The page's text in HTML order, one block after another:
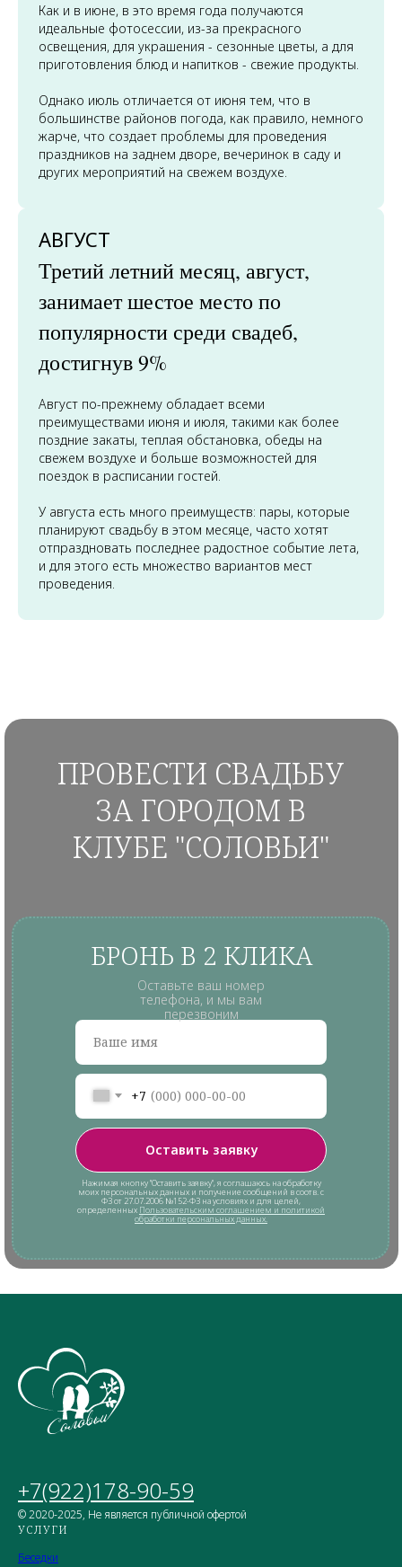
Как и в июне, в это время года получаются
идеальные фотосессии, из-за прекрасного
освещения, для украшения - сезонные цветы, а для
приготовления блюд и напитков - свежие продукты.
Однако июль отличается от июня тем, что в
большинстве районов погода, как правило, немного
жарче, что создает проблемы для проведения
праздников на заднем дворе, вечеринок в саду и
других мероприятий на свежем воздухе.
АВГУСТ
Третий летний месяц, август,
занимает шестое место по
популярности среди свадеб,
достигнув 9%
Август по-прежнему обладает всеми
преимуществами июня и июля, такими как более
поздние закаты, теплая обстановка, обеды на
свежем воздухе и больше возможностей для
поездок в расписании гостей.
У августа есть много преимуществ: пары, которые
планируют свадьбу в этом месяце, часто хотят
отпраздновать последнее радостное событие лета,
и для этого есть множество вариантов мест
проведения.
ПРОВЕСТИ СВАДЬБУ
ЗА ГОРОДОМ В
КЛУБЕ "СОЛОВЬИ"
+7
Оставить заявку
Оставьте ваш номер
телефона, и мы вам
перезвоним
БРОНЬ В 2 КЛИКА
Нажимая кнопку "Оставить заявку", я соглашаюсь на обработку
моих персональных данных и получение сообщений в соотв. с
ФЗ от 27.07.2006 №152-ФЗ на условиях и для целей,
определенных Пользовательским соглашением и политикой
обработки персональных данных.
+7(922)178-90-59
© 2020-2025, Не является публичной офертой
УСЛУГИ
Беседки